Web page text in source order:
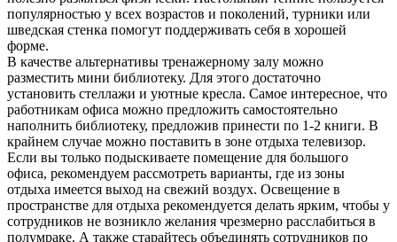
популярностью у всех возрастов и поколений, турники или
шведская стенка помогут поддерживать себя в хорошей
форме.
В качестве альтернативы тренажерному залу можно
разместить мини библиотеку. Для этого достаточно
установить стеллажи и уютные кресла. Самое интересное, что
работникам офиса можно предложить самостоятельно
наполнить библиотеку, предложив принести по 1-2 книги. В
крайнем случае можно поставить в зоне отдыха телевизор.
Если вы только подыскиваете помещение для большого
офиса, рекомендуем рассмотреть варианты, где из зоны
отдыха имеется выход на свежий воздух. Освещение в
пространстве для отдыха рекомендуется делать ярким, чтобы у
сотрудников не возникло желания чрезмерно расслабиться в
полумраке. А также старайтесь объединять сотрудников по